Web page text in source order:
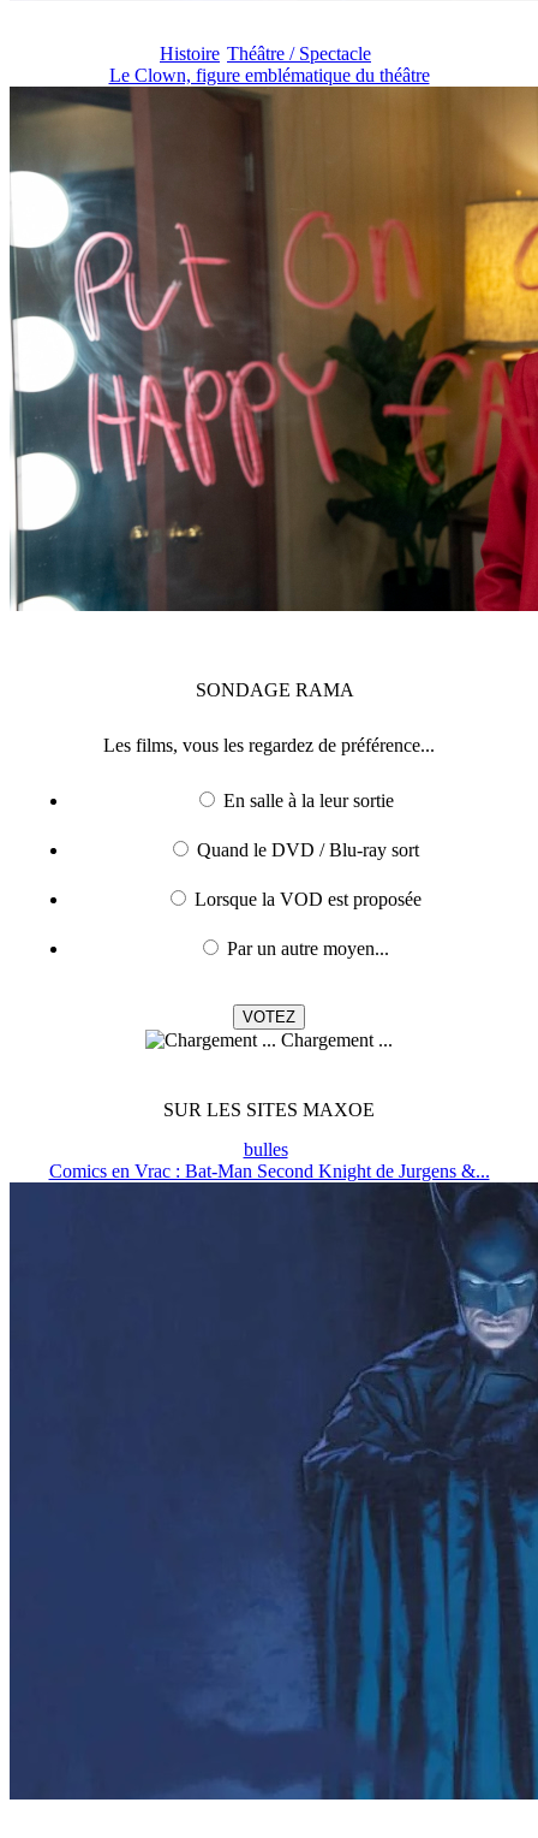
Histoire Théâtre / Spectacle
Le Clown, figure emblématique du théâtre
SONDAGE RAMA
Les films, vous les regardez de préférence...
En salle à la leur sortie
Quand le DVD / Blu-ray sort
Lorsque la VOD est proposée
Par un autre moyen...
Chargement ...
SUR LES SITES MAXOE
bulles
Comics en Vrac : Bat-Man Second Knight de Jurgens &...